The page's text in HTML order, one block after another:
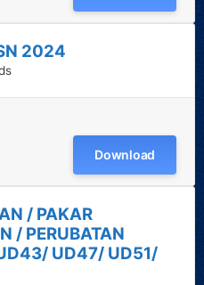
2024
Download
/ PAKAR
/ PERUBATAN
UD47/ UD51/